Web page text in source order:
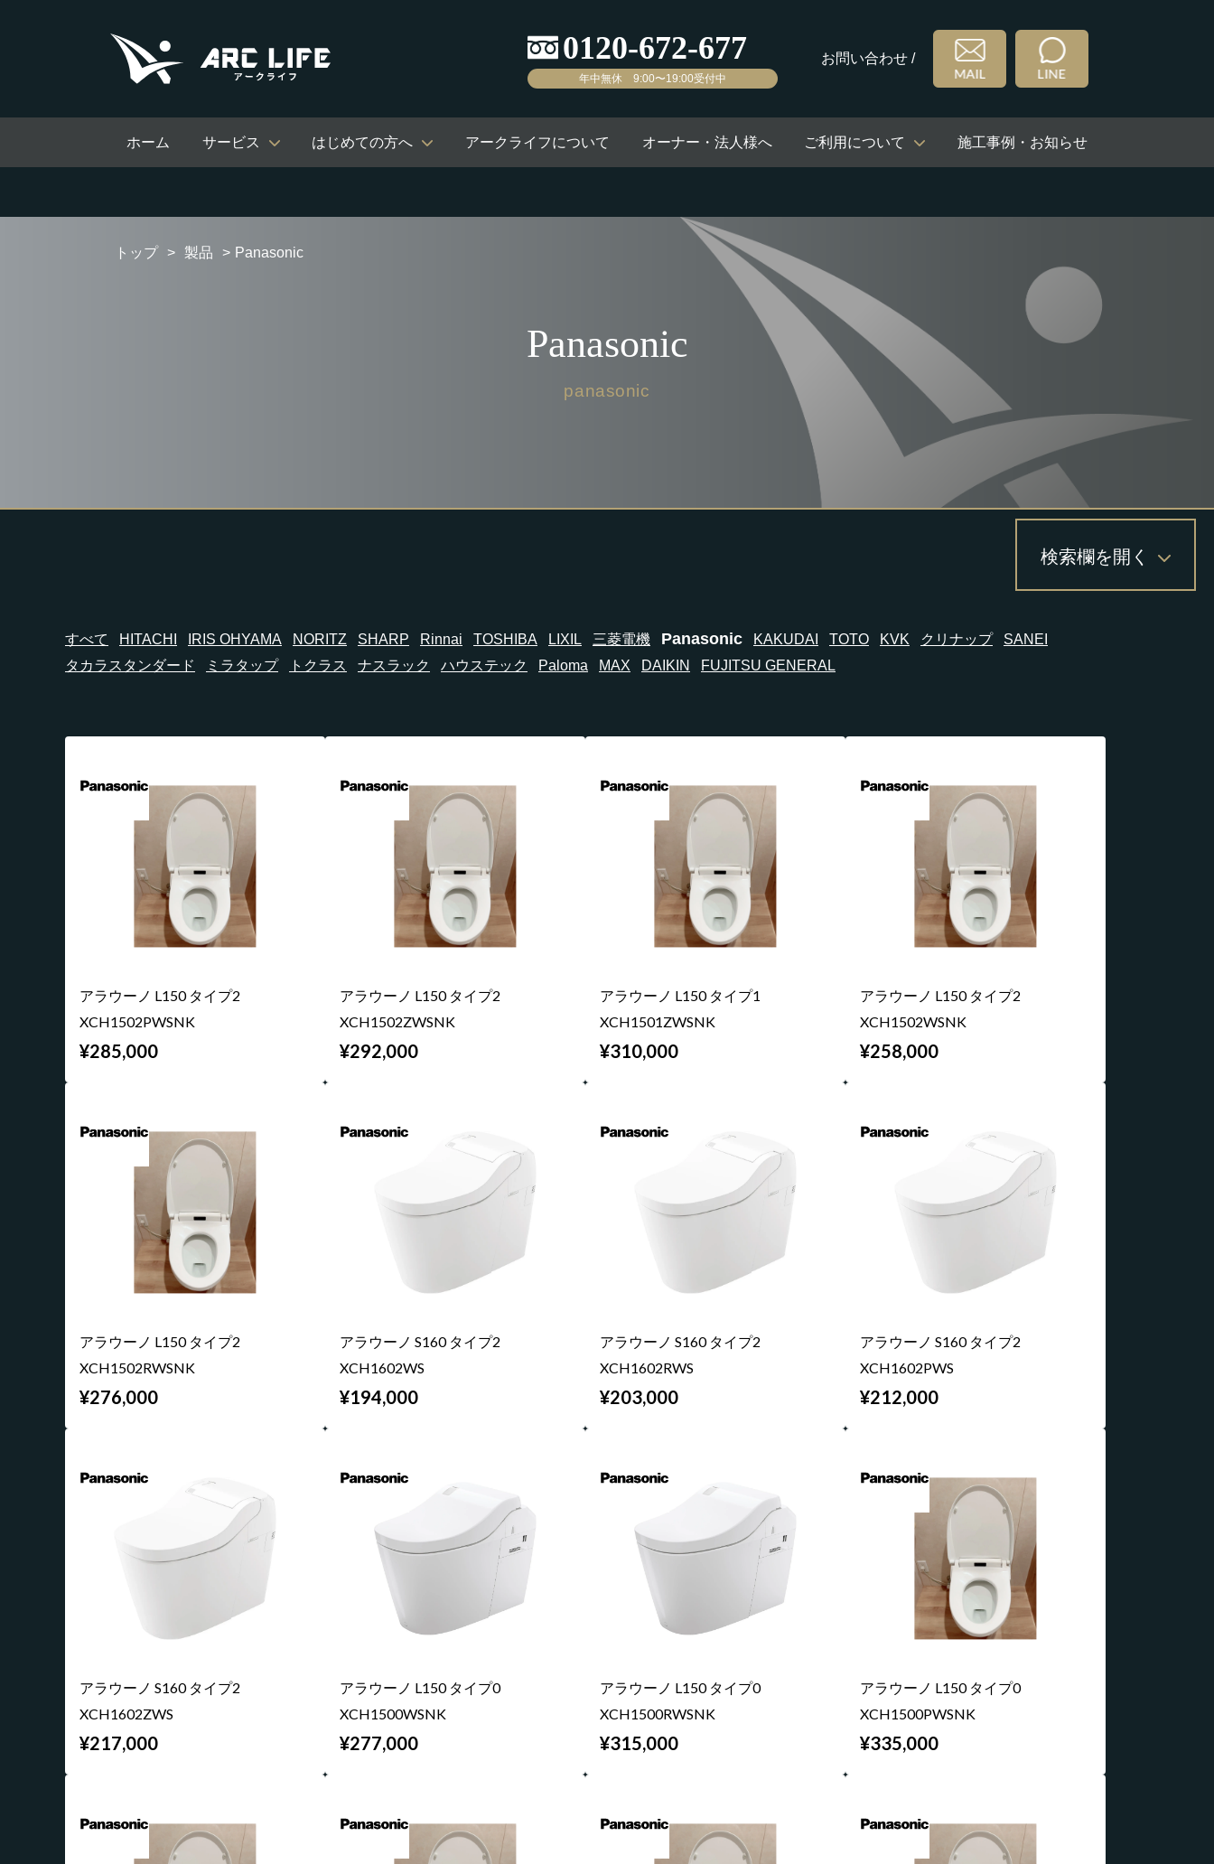
年中無休 9:00〜19:00受付中
お問い合わせ /
ホーム サービス はじめての方へ アークライフについて オーナー・法人様へ ご利用について 施工事例・お知らせ
トップ 製品 Panasonic
Panasonic
panasonic
検索欄を開く
すべて HITACHI IRIS OHYAMA NORITZ SHARP Rinnai TOSHIBA LIXIL 三菱電機 Panasonic KAKUDAI TOTO KVK クリナップ
SANEI
タカラスタンダード
ミラタップ トクラス ナスラック ハウステック Paloma MAX DAIKIN FUJITSU GENERAL
アラウーノ L150 タイプ2
XCH1502PWSNK
¥285,000
アラウーノ L150 タイプ2
XCH1502ZWSNK
¥292,000
アラウーノ L150 タイプ1
XCH1501ZWSNK
¥310,000
アラウーノ L150 タイプ2
XCH1502WSNK
¥258,000
アラウーノ L150 タイプ2
XCH1502RWSNK
¥276,000
アラウーノ S160 タイプ2
XCH1602WS
¥194,000
アラウーノ S160 タイプ2
XCH1602RWS
¥203,000
アラウーノ S160 タイプ2
XCH1602PWS
¥212,000
アラウーノ S160 タイプ2
XCH1602ZWS
¥217,000
アラウーノ L150 タイプ0
XCH1500WSNK
¥277,000
アラウーノ L150 タイプ0
XCH1500RWSNK
¥315,000
アラウーノ L150 タイプ0
XCH1500PWSNK
¥335,000